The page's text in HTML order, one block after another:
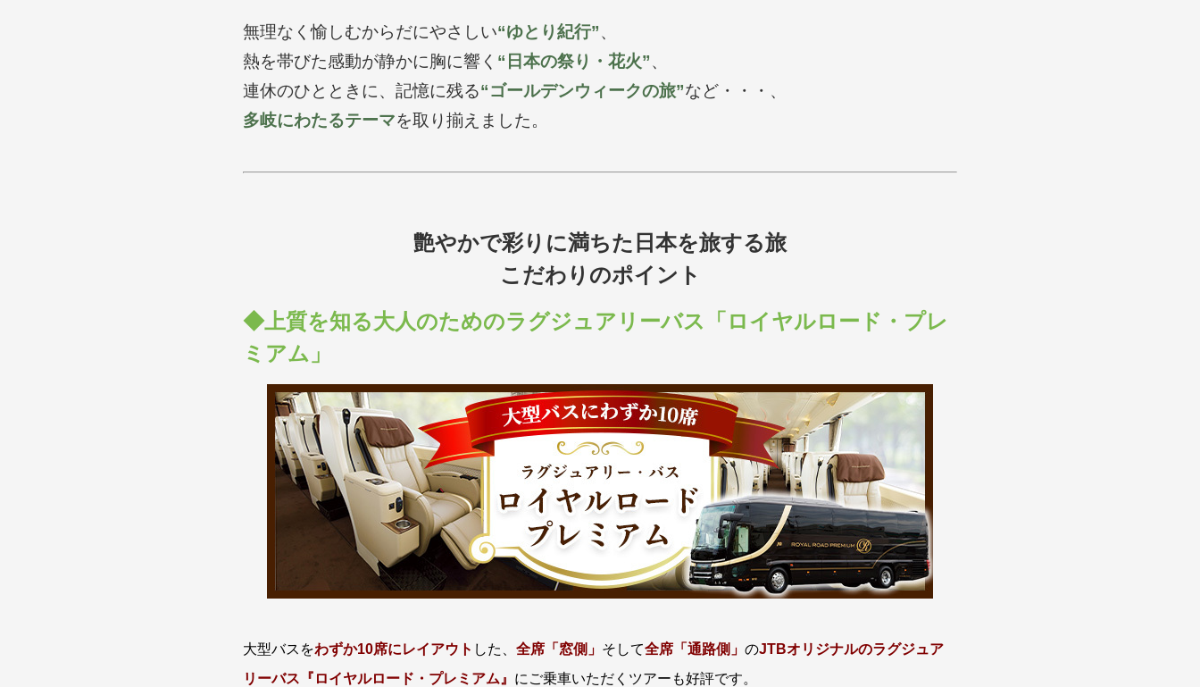
無理なく愉しむからだにやさしい“ゆとり紀行”、
熱を帯びた感動が静かに胸に響く “日本の祭り・花火”、
連休のひとときに、記憶に残る“ゴールデンウィークの旅”など・・・、
多岐にわたるテーマを取り揃えました。
艶やかで彩りに満ちた日本を旅する旅
こだわりのポイント
◆上質を知る大人のためのラグジュアリーバス「ロイヤルロード・プレ
ミアム」
大型バスをわずか10席にレイアウト した、 全席「窓側」 そして全席「通路側」 のJTBオリジナルのラグジュア
リーバス『ロイヤルロード・プレミアム』 にご乗車いただくツアーも好評です。